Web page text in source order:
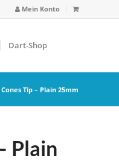
Mein Konto
Dart-Shop
Tip – Plain 25mm
Plain